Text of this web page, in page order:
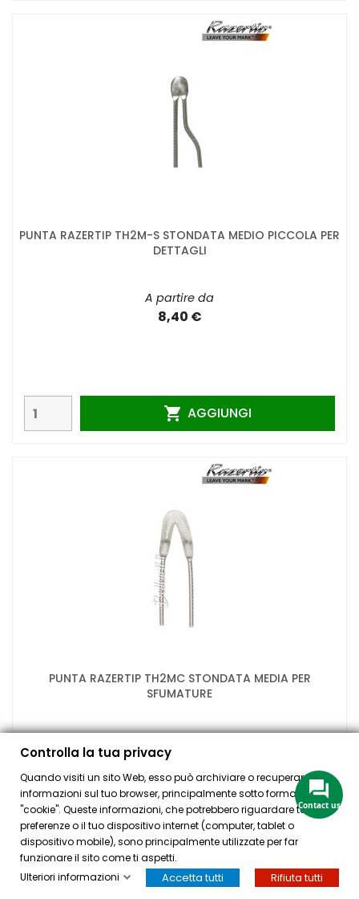
PUNTA RAZERTIP TH2M-S STONDATA MEDIO PICCOLA PER
DETTAGLI
A partire da
8,40 €
 AGGIUNGI
PUNTA RAZERTIP TH2MC STONDATA MEDIA PER
SFUMATURE
8,40 €

HOME ACCOUNT CASSA CERCA
Controlla la tua privacy
Quando visiti un sito Web, esso può archiviare o recuperare
informazioni sul tuo browser, principalmente sotto forma di
"cookie". Queste informazioni, che potrebbero riguardare te, le tue
preferenze o il tuo dispositivo internet (computer, tablet o
dispositivo mobile), sono principalmente utilizzate per far
funzionare il sito come ti aspetti.
Ulteriori informazioni
Accetta tutti Rifiuta tutti
Contact us